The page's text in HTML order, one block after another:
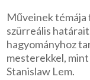
Műveinek témája
szürreális
hagyományhoz
mesterekkel,
Stanislaw Lem.